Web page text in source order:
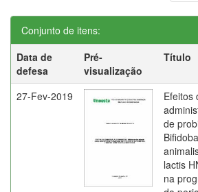
Conjunto de itens:
Data de
defesa
Pré-
visualização
Título
27-Fev-2019
Efeitos
de
lactis
na